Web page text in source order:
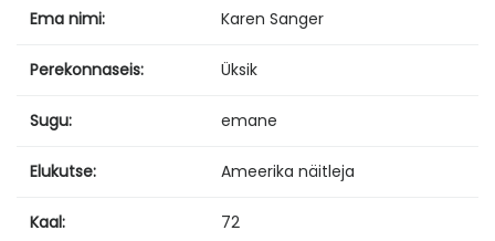
Ema nimi: Karen Sanger
Perekonnaseis: Üksik
Sugu: emane
Elukutse: Ameerika näitleja
Kaal: 72